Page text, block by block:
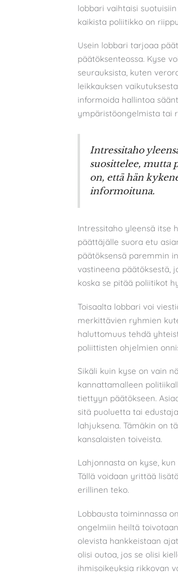
lobbari vaihtaisi
kaikista poliitikko on
Usein lobbari tarjoaa
päätöksenteossa. Kyse
seurauksista, kuten
leikkauksen
informoida hallintoa
ympäristöongelmista tai
Intressitaho
suosittelee, mutta
on, että hän
informoituna.
Intressitaho yleensä itse
päättäjälle suora etu
päätöksensä paremmin
vastineena päätöksestä,
koska se pitää poliitikot
Toisaalta lobbari voi
merkittävien ryhmien
haluttomuus tehdä
poliittisten ohjelmien
Sikäli kuin kyse on vain
kannattamalleen
tiettyyn päätökseen.
sitä puoluetta tai
lahjuksena. Tämäkin on
kansalaisten toiveista.
Lahjonnasta on kyse,
Tällä voidaan yrittää
erillinen teko.
Lobbausta toiminnassa
ongelmiin heiltä
olevista hankkeistaan
olisi outoa, jos se olisi
ihmisoikeuksia rikkovan